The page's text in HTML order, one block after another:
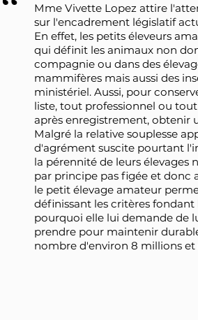
Mme Vivette Lopez attire
sur l'encadrement législatif
En effet, les petits éleveurs
qui définit les animaux non
compagnie ou dans des
mammifères mais aussi des
ministériel. Aussi, pour
liste, tout professionnel ou
après enregistrement, obtenir
Malgré la relative souplesse
d'agrément suscite pourtant
la pérennité de leurs élevages
par principe pas figée et donc
le petit élevage amateur
définissant les critères fondant
pourquoi elle lui demande de
prendre pour maintenir
nombre d'environ 8 millions